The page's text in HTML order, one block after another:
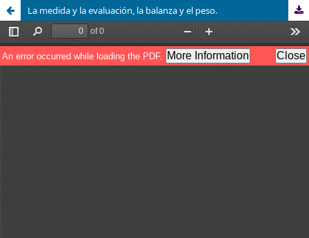
La medida y la evaluación, la balanza y el peso.